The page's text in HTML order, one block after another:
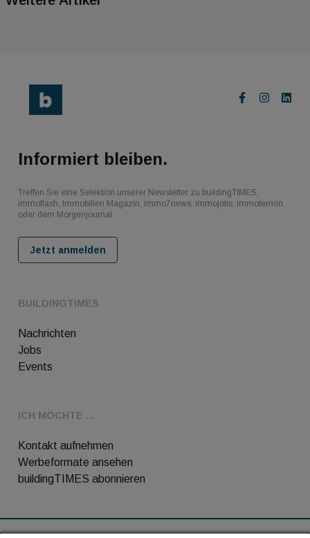
BUILDINGTIMES
Nachrichten
Jobs
Events
ICH MÖCHTE ...
Kontakt aufnehmen
Werbeformate ansehen
buildingTIMES abonnieren
Informiert bleiben.
Treffen Sie eine Selektion unserer Newsletter zu buildingTIMES,
immoflash, Immobilien Magazin, immo7news, immojobs, immotermin
oder dem Morgenjournal
Jetzt anmelden